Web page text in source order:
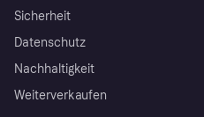
Sicherheit
Datenschutz
Nachhaltigkeit
Weiterverkaufen